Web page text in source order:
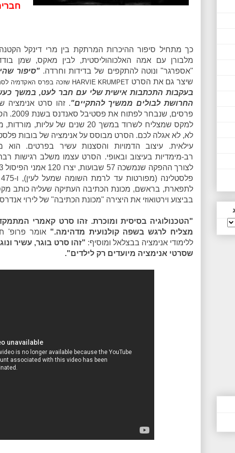
כך מתחיל סיפור ההיכרות המרתקת בין מרי דינקל
"אספרגר" ונוטה להתקפים של בדידות וחרדה."סיפור
שיצר גם את הסרט HARVIE KRUMPET שזכה בפרס האקדמיה לסרט האנימציה הקצר
בעקבות התכתבות אישית שלי עם חבר לעט, במשך
החרושת לבולים ממשיך להתקיים". זהו סרט אנימציה
פרסים,
למקס שמצליח לשרוד במשך 20 שנים של
לא, לא אגלה לכם. הסרט מבוסס על אנימציה של בובות
עילאית. עיצוב הדמויות והסצנות עשיר בפרטים. הוא
רב-מימדיות בעיצוב ובאופי. הסרט עצמו משלב רגישות
לתפארת, בראשם, מכונת הכתיבה העתיקה שעליה כותב
בביצוע וירטואוזי את היצירה "מכונת הכתיבה" של לירוי
"הטכנולוגיה בסיסית ומוכרת. זהו סרט קאמרי
מצליח לרגש בשפה קולנועית מדהימה." אומר פרופ'
ללימודי אנימציה בבצלאל ומוסיף: "זהו סרט בוגר, עשיר
שסרטי אנימציה מיועדים רק לילדים".